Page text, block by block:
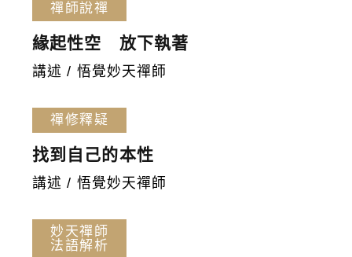
禪師說禪
緣起性空 放下執著
講述 / 悟覺妙天禪師
禪修釋疑
找到自己的本性
講述 / 悟覺妙天禪師
妙天禪師
法語解析